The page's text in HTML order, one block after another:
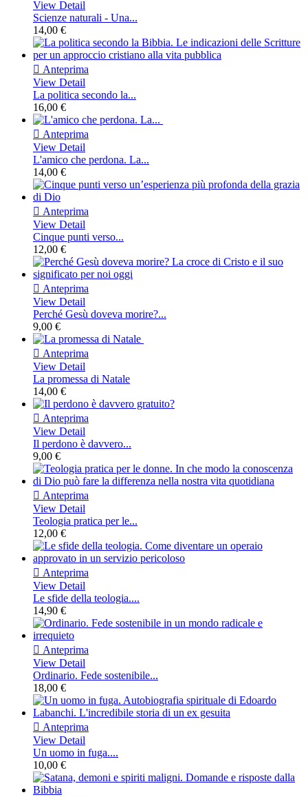
View Detail
Scienze naturali - Una...
14,00 €
 Anteprima
View Detail
La politica secondo la...
16,00 €
 Anteprima
View Detail
L'amico che perdona. La...
14,00 €
 Anteprima
View Detail
Cinque punti verso...
12,00 €
 Anteprima
View Detail
Perché Gesù doveva morire?...
9,00 €
 Anteprima
View Detail
La promessa di Natale
14,00 €
 Anteprima
View Detail
Il perdono è davvero...
9,00 €
 Anteprima
View Detail
Teologia pratica per le...
12,00 €
 Anteprima
View Detail
Le sfide della teologia....
14,90 €
 Anteprima
View Detail
Ordinario. Fede sostenibile...
18,00 €
 Anteprima
View Detail
Un uomo in fuga....
10,00 €